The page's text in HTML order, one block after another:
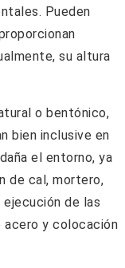
Pueden
su altura
o bentónico,
bien inclusive en
el entorno, ya
de cal, mortero,
de las
acero y colocación